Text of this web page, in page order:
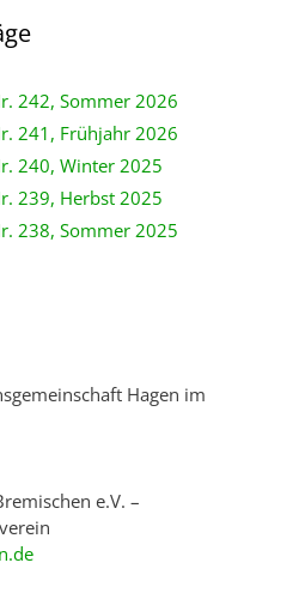
242, Sommer 2026
241, Frühjahr 2026
240, Winter 2025
239, Herbst 2025
238, Sommer 2025
Hagen im
e.V. –